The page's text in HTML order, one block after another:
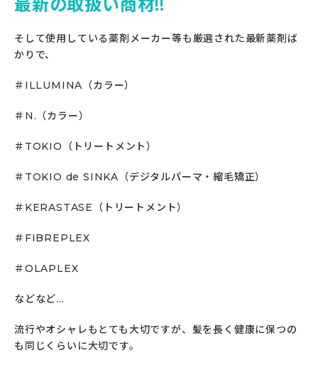
最新の取扱い商材!!
そして使用している薬剤メーカー等も厳選された最新薬剤ば
かりで、
＃ILLUMINA（カラー）
＃N.（カラー）
＃TOKIO（トリートメント）
＃TOKIO de SINKA（デジタルパーマ・縮毛矯正）
＃KERASTASE（トリートメント）
＃FIBREPLEX
＃OLAPLEX
などなど…
流行やオシャレもとても大切ですが、髪を長く健康に保つの
も同じくらいに大切です。